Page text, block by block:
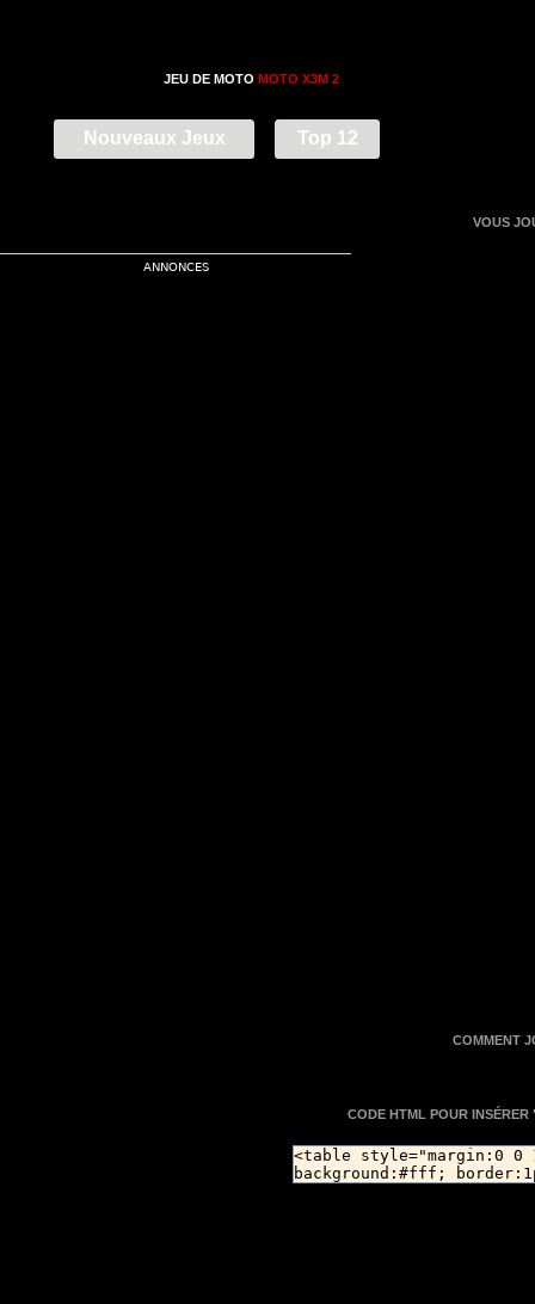
JEU DE MOTO MOTO X3M 2
Nouveaux Jeux Top 12
VOUS
ANNONCES
COMMENT
CODE HTML POUR